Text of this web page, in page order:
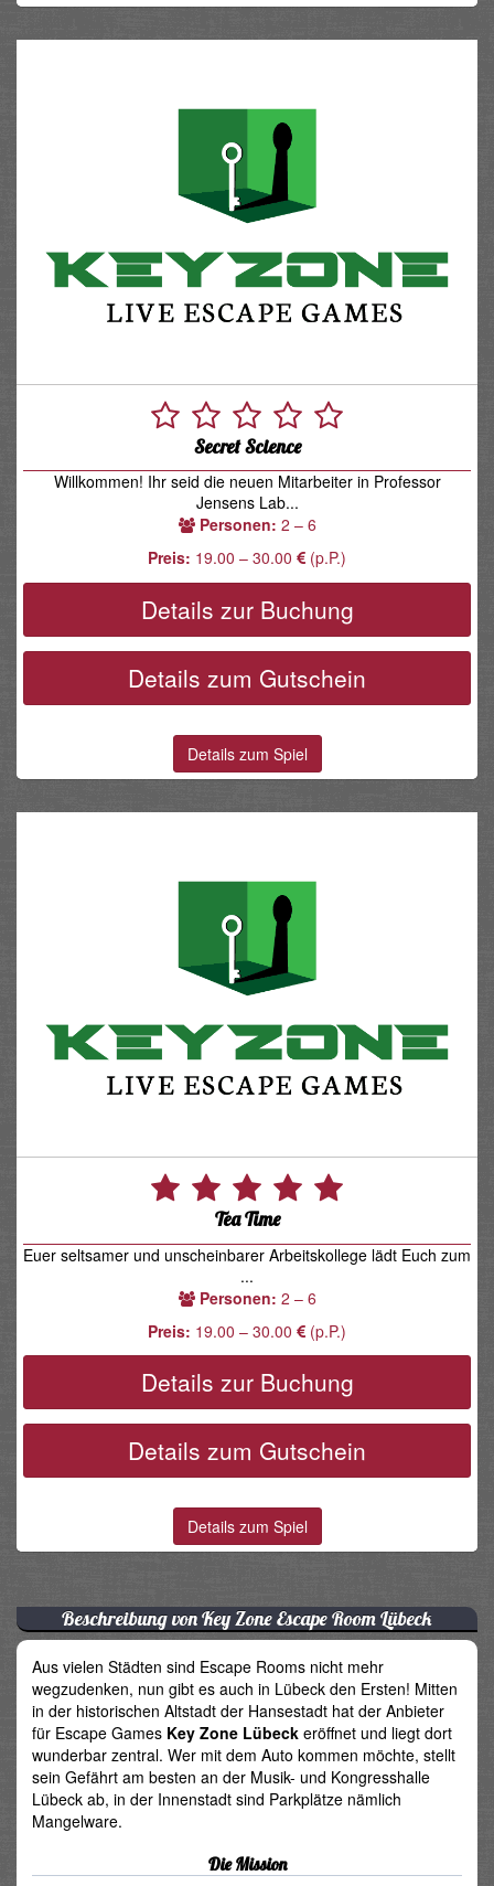
Secret Science
Willkommen! Ihr seid die neuen Mitarbeiter in Professor
Jensens Lab...
Personen: 2 – 6
Preis: 19.00 – 30.00 (p.P.)
Details zur Buchung
Details zum Gutschein
Details zum Spiel
Tea Time
Euer seltsamer und unscheinbarer Arbeitskollege lädt Euch zum
...
Personen: 2 – 6
Preis: 19.00 – 30.00 (p.P.)
Details zur Buchung
Details zum Gutschein
Details zum Spiel
Beschreibung von Key Zone Escape Room Lübeck
Aus vielen Städten sind Escape Rooms nicht mehr
wegzudenken, nun gibt es auch in Lübeck den Ersten! Mitten
in der historischen Altstadt der Hansestadt hat der Anbieter
für Escape Games Key Zone Lübeck eröffnet und liegt dort
wunderbar zentral. Wer mit dem Auto kommen möchte, stellt
sein Gefährt am besten an der Musik- und Kongresshalle
Lübeck ab, in der Innenstadt sind Parkplätze nämlich
Mangelware.
Die Mission